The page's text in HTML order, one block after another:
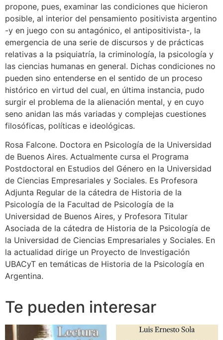
propone, pues, examinar las condiciones que hicieron
posible, al interior del pensamiento positivista argentino
-y en juego con su antagónico, el antipositivista-, la
emergencia de una serie de discursos y de prácticas
relativas a la psiquiatría, la criminología, la psicología y
las ciencias humanas en general. Dichas condiciones no
pueden sino entenderse en el sentido de un proceso
histórico en virtud del cual, en última instancia, pudo
surgir el problema de la alienación mental, y en cuyo
seno anidan las más variadas y complejas cuestiones
filosóficas, políticas e ideológicas.
Rosa Falcone. Doctora en Psicología de la Universidad
de Buenos Aires. Actualmente cursa el Programa
Postdoctoral en Estudios del Género en la Universidad
de Ciencias Empresariales y Sociales. Es Profesora
Adjunta Regular de la cátedra de Historia de la
Psicología de la Facultad de Psicología de la
Universidad de Buenos Aires, y Profesora Titular
Asociada de la cátedra de Historia de la Psicología de
la Universidad de Ciencias Empresariales y Sociales. En
la actualidad dirige un Proyecto de Investigación
UBACyT en temáticas de Historia de la Psicología en
Argentina.
Te pueden interesar